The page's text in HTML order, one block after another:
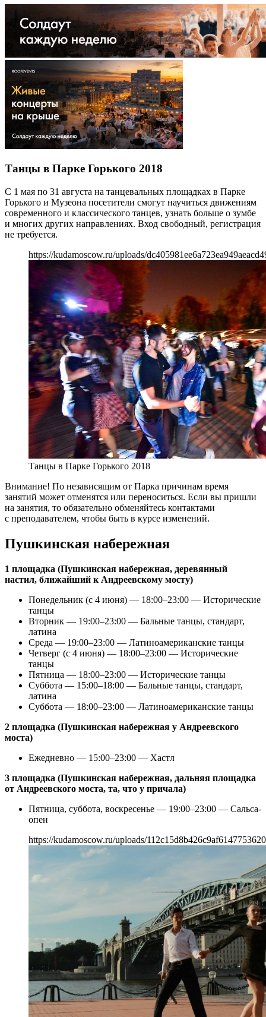
Танцы в Парке Горького 2018
С 1 мая по 31 августа на танцевальных площадках в Парке
Горького и Музеона посетители смогут научиться движениям
современного и классического танцев, узнать больше о зумбе
и многих других направлениях. Вход свободный, регистрация
не требуется.
https://kudamoscow.ru/uploads/
Танцы в Парке Горького 2018
Внимание! По независящим от Парка причинам время
занятий может отменятся или переноситься. Если вы пришли
на занятия, то обязательно обменяйтесь контактами
с преподавателем, чтобы быть в курсе изменений.
Пушкинская набережная
1 площадка (Пушкинская набережная, деревянный
настил, ближайший к Андреевскому мосту)
Понедельник (с 4 июня) — 18:00–23:00 — Исторические
танцы
Вторник — 19:00–23:00 — Бальные танцы, стандарт,
латина
Среда — 19:00–23:00 — Латиноамериканские танцы
Четверг (с 4 июня) — 18:00–23:00 — Исторические
танцы
Пятница — 18:00–23:00 — Исторические танцы
Суббота — 15:00–18:00 — Бальные танцы, стандарт,
латина
Суббота — 18:00–23:00 — Латиноамериканские танцы
2 площадка (Пушкинская набережная у Андреевского
моста)
Ежедневно — 15:00–23:00 — Хастл
3 площадка (Пушкинская набережная, дальняя площадка
от Андреевского моста, та, что у причала)
Пятница, суббота, воскресенье — 19:00–23:00 — Сальса-
опен
https://kudamoscow.ru/uploads/